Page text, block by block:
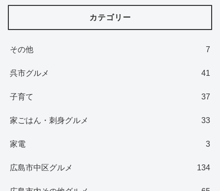
カテゴリー
その他 7
呉市グルメ 41
子育て 37
家ごはん・刺身グルメ 33
家電 3
広島市中区グルメ 134